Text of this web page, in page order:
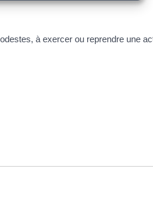
à exercer ou reprendre une